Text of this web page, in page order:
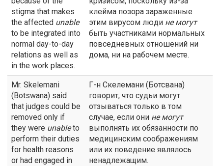
stigma that makes
the affected unable
to be integrated into
normal day-to-day
relations as well as
in the work places.
клейма позора зараженные
этим вирусом люди не могут
быть участниками нормальных
повседневных отношений ни
дома, ни на рабочем месте.
Mr. Skelemani
(Botswana) said
that judges could be
removed only if
they were unableto
perform their duties
for health reasons
or had engaged in
Г-н Скелемани (Ботсвана)
говорит, что судьи могут
отзываться только в том
случае, если они не могут
выполнять их обязанности по
медицинским соображениям
или их поведение являлось
ненадлежащим.